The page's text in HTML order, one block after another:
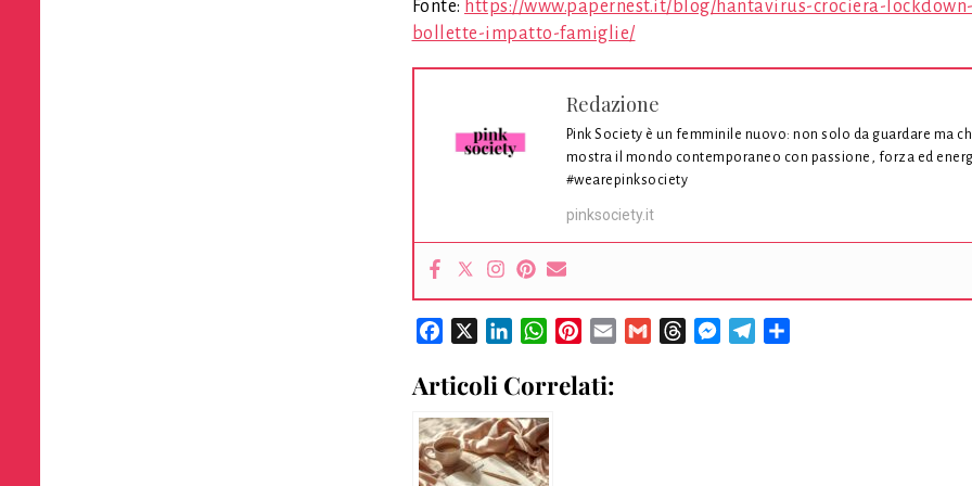
Fonte: https://www.papernest.it/blog/hantavirus-crociera-lockdown-
bollette-impatto-famiglie/
Redazione
Pink Society è un femminile nuovo: non solo da guardare ma
mostra il mondo contemporaneo con passione, forza ed
#wearepinksociety
pinksociety.it
Facebook LinkedInWhatsAppPinterest
Email Gmail ThreadsMessenger
Telegram
Articoli Correlati: